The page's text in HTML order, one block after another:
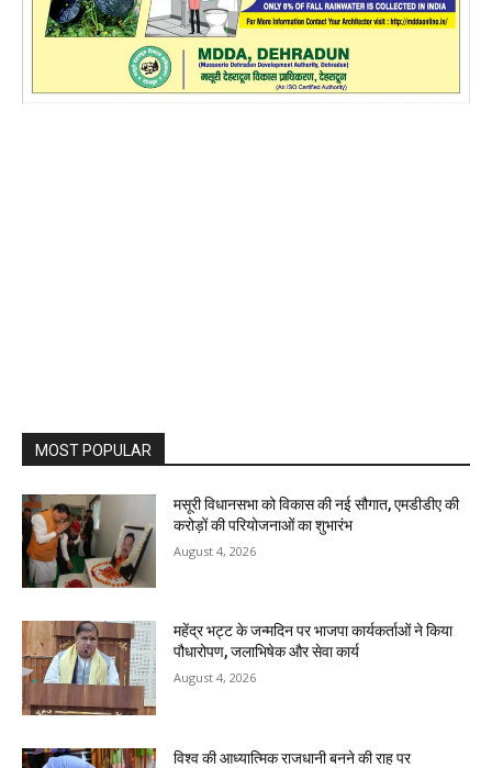
MOST POPULAR
मसूरी विधानसभा को विकास की नई सौगात, एमडीडीए की
करोड़ों की परियोजनाओं का शुभारंभ
August 4, 2026
महेंद्र भट्ट के जन्मदिन पर भाजपा कार्यकर्ताओं ने किया
पौधारोपण, जलाभिषेक और सेवा कार्य
August 4, 2026
विश्व की आध्यात्मिक राजधानी बनने की राह पर